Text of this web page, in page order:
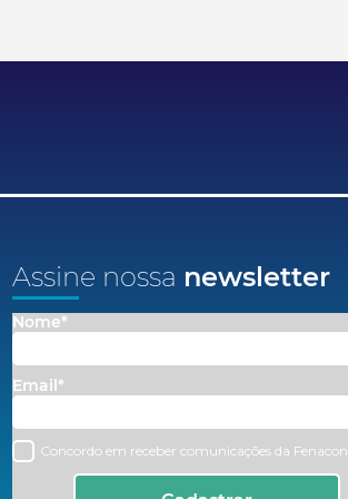
Assine nossa newsletter
Nome*
Email*
Concordo em receber comunicações da Fenacon.